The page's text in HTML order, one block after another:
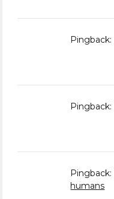
Pingback:
Pingback:
Pingback:
humans